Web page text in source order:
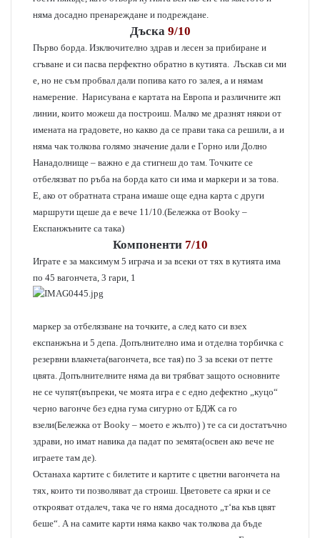
няма досадно пренареждане и подреждане.
Дъска 9/10
Първо борда. Изключително здрав и лесен за прибиране и
сгъване и си пасва перфектно обратно в кутията. Лъскав си ми
е, но не съм пробвал дали попива като го залея, а и нямам
намерение. Нарисувана е картата на Европа и различните жп
линии, които можеш да построиш. Малко ме дразнят някои от
имената на градовете, но какво да се прави така са решили, а и
няма чак толкова голямо значение дали е Горно или Долно
Нанадолнище – важно е да стигнеш до там. Точките се
отбелязват по ръба на борда като си има и маркери и за това.
Е, ако от обратната страна имаше още една карта с други
маршрути щеше да е вече 11/10.(Бележка от Booky –
Експанжъните са така)
Компоненти 7/10
Играте е за максимум 5 играча и за всеки от тях в кутията има
по 45 вагончета, 3 гари, 1
маркер за отбелязване на точките, а след като си взех
експанжъна и 5 депа. Допълнително има и отделна торбичка с
резервни влакчета(вагончета, все тая) по 3 за всеки от петте
цвята. Допълнителните няма да ви трябват защото основните
не се чупят(въпреки, че моята игра е с едно дефектно „куцо“
черно вагонче без една гума сигурно от БДЖ са го
взели(Бележка от Booky – моето е жълто) ) те са си достатъчно
здрави, но имат навика да падат по земята(освен ако вече не
играете там де).
Останаха картите с билетите и картите с цветни вагончета на
тях, които ти позволяват да строиш. Цветовете са ярки и се
открояват отдалеч, така че го няма досадното „т‘ва къв цвят
беше“. А на самите карти няма какво чак толкова да бъде